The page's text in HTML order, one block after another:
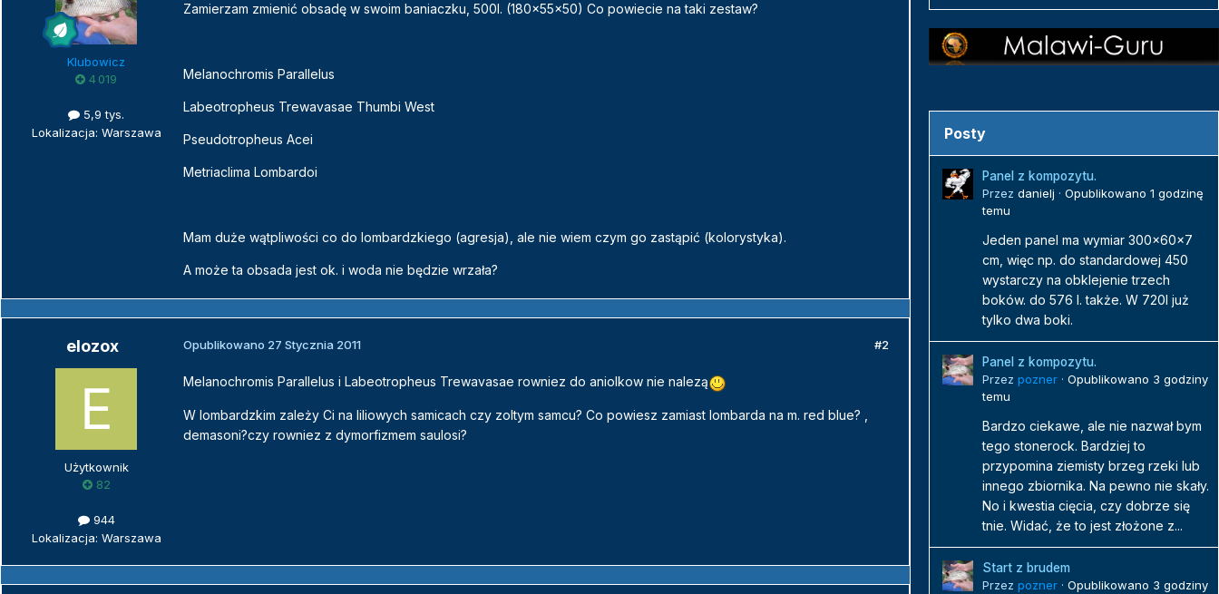
Klubowicz
4 019
5,9 tys.
Lokalizacja: Warszawa
Zamierzam zmienić obsadę w swoim baniaczku, 500l. (180x55x50) Co powiecie na taki zestaw?
Melanochromis Parallelus
Labeotropheus Trewavasae Thumbi West
Pseudotropheus Acei
Metriaclima Lombardoi
Mam duże wątpliwości co do lombardzkiego (agresja), ale nie wiem czym go zastąpić (kolorystyka).
A może ta obsada jest ok. i woda nie będzie wrzała?
elozox
Użytkownik
82
944
Lokalizacja: Warszawa
#2
Opublikowano 27 Stycznia 2011
Melanochromis Parallelus i Labeotropheus Trewavasae rowniez do aniolkow nie nalezą
W lombardzkim zależy Ci na liliowych samicach czy zoltym samcu? Co powiesz zamiast lombarda na m. red blue? ,
demasoni?czy rowniez z dymorfizmem saulosi?
Posty
Panel z kompozytu.
Przez danielj · Opublikowano 1 godzinę
temu
Jeden panel ma wymiar 300x60x7
cm, więc np. do standardowej 450
wystarczy na obklejenie trzech
boków. do 576 l. także. W 720l już
tylko dwa boki.
Panel z kompozytu.
Przez pozner · Opublikowano 3 godziny
temu
Bardzo ciekawe, ale nie nazwał bym
tego stonerock. Bardziej to
przypomina ziemisty brzeg rzeki lub
innego zbiornika. Na pewno nie skały.
No i kwestia cięcia, czy dobrze się
tnie. Widać, że to jest złożone z...
Start z brudem
Przez pozner · Opublikowano 3 godziny